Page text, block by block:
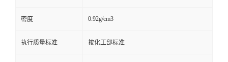
密度 0.92g/cm3
执行质量标准 按化工部标准